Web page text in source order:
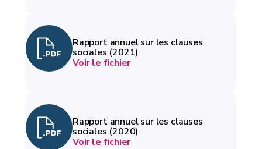
Rapport annuel sur les clauses
sociales (2021)
Voir le fichier
Rapport annuel sur les clauses
sociales (2020)
Voir le fichier